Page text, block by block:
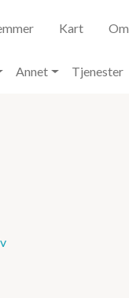
Kart Om
Annet Tjenester